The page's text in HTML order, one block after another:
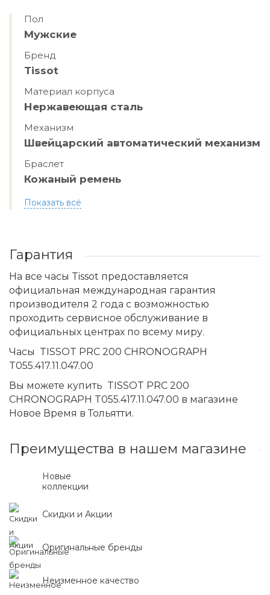
Пол
Мужские
Бренд
Tissot
Материал корпуса
Нержавеющая сталь
Механизм
Швейцарский автоматический механизм
Браслет
Кожаный ремень
Показать всё
Гарантия
На все часы Tissot предоставляется
официальная международная гарантия
производителя 2 года с возможностью
проходить сервисное обслуживание в
официальных центрах по всему миру.
Часы TISSOT PRC 200 CHRONOGRAPH
T055.417.11.047.00
Вы можете купить TISSOT PRC 200
CHRONOGRAPH T055.417.11.047.00 в магазине
Новое Время в Тольятти.
Преимущества в нашем магазине
Новые
коллекции
Скидки и Акции
Оригинальные бренды
Неизменное качество